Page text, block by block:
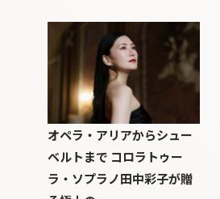
オペラ・アリアからシュー
ベルトまで コロラトゥー
ラ・ソプラノ田中彩子が贈